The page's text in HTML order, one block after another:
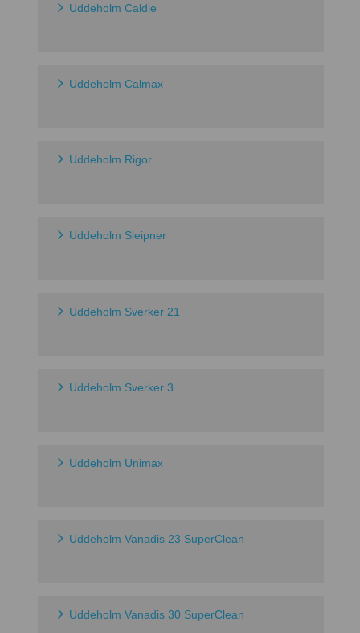
Uddeholm Caldie
Uddeholm Calmax
Uddeholm Rigor
Uddeholm Sleipner
Uddeholm Sverker 21
Uddeholm Sverker 3
Uddeholm Unimax
Uddeholm Vanadis 23 SuperClean
Uddeholm Vanadis 30 SuperClean